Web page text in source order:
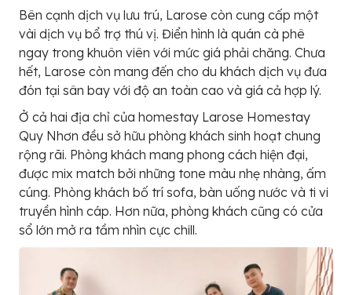
Bên cạnh dịch vụ lưu trú, Larose còn cung cấp một
vài dịch vụ bổ trợ thú vị. Điển hình là quán cà phê
ngay trong khuôn viên với mức giá phải chăng. Chưa
hết, Larose còn mang đến cho du khách dịch vụ đưa
đón tại sân bay với độ an toàn cao và giá cả hợp lý.
Ở cả hai địa chỉ của homestay Larose Homestay
Quy Nhơn đều sở hữu phòng khách sinh hoạt chung
rộng rãi. Phòng khách mang phong cách hiện đại,
được mix match bởi những tone màu nhẹ nhàng, ấm
cúng. Phòng khách bố trí sofa, bàn uống nước và ti vi
truyền hình cáp. Hơn nữa, phòng khách cũng có cửa
sổ lớn mở ra tầm nhìn cực chill.